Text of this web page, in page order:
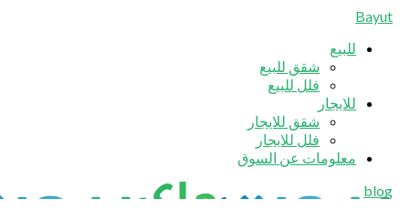
Bayut
للبيع
شقق للبيع
فلل للبيع
للايجار
شقق للايجار
فلل للايجار
معلومات عن السوق
blog